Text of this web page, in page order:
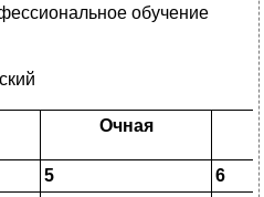
обучение
Очная
5
6